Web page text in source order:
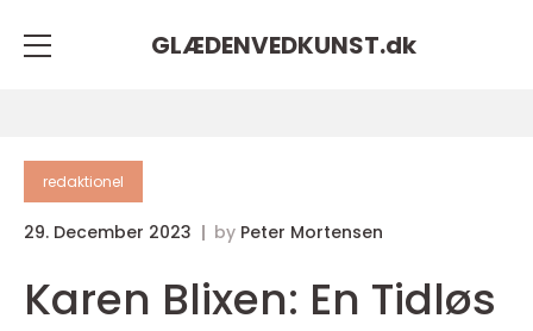
GLÆDENVEDKUNST.dk
redaktionel
29. December 2023 by Peter Mortensen
Karen Blixen: En Tidløs